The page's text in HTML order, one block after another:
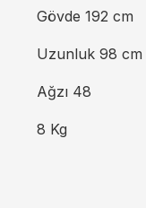
Gövde 192 cm
Uzunluk 98 cm
Ağzı 48
8 Kg